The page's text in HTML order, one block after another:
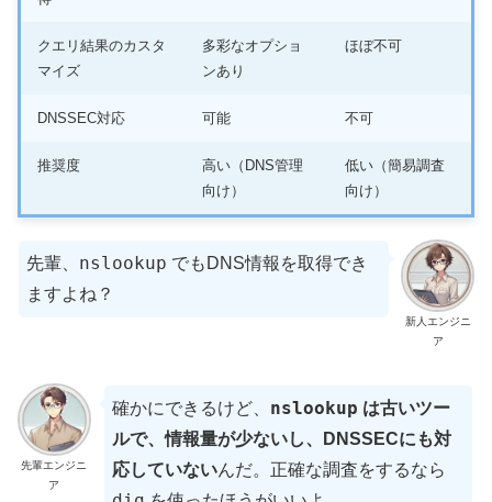
クエリ結果のカスタ
マイズ
多彩なオプショ
ンあり
ほぼ不可
DNSSEC対応 可能 不可
推奨度
高い（DNS管理
向け）
低い（簡易調査
向け）
新人エンジニ
ア
先輩、 nslookup でもDNS情報を取得でき
ますよね？
先輩エンジニ
ア
確かにできるけど、 nslookup は古いツー
ルで、情報量が少ないし、DNSSECにも対
応していないんだ。正確な調査をするなら